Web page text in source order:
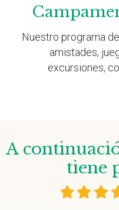
Nuestro programa
amistades,
excursiones,
A
tiene